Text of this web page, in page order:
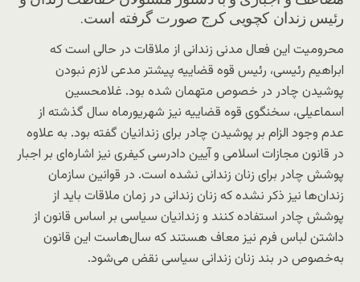
رئیس زندان کچویی کرج صورت گرفته است.
محرومیت این فعال مدنی زندانی از ملاقات در حالی است که
ابراهیم رئیسی، رئیس قوه قضاییه پیشتر مدعی لازم نبودن
پوشیدن چادر در خصوص متهمان شده بود. غلامحسین
اسماعیلی، سخنگوی قوه قضاییه نیز شهریورماه سال گذشته از
عدم وجود الزام بر پوشیدن چادر برای زندانیان گفته بود. به علاوه
در قانون مجازات اسلامی و آیین دادرسی کیفری نیز اشاره‌ای بر اجبار
پوشش چادر برای زنان زندانی نشده است. در قوانین سازمان
زندان‌ها نیز ذکر نشده که زنان زندانی در زمان ملاقات باید از
پوشش چادر استفاده کنند و زندانیان سیاسی بر اساس قانون از
داشتن لباس فرم نیز معاف هستند که سال‌هاست این قانون
به‌خصوص در بند زنان زندانی سیاسی نقض می‌شود.